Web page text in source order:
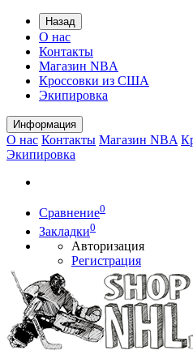
Назад
О нас
Контакты
Магазин NBA
Кроссовки из США
Экипировка
Информация
О нас Контакты Магазин NBA
Экипировка
Сравнение0
Закладки0
Авторизация
Регистрация